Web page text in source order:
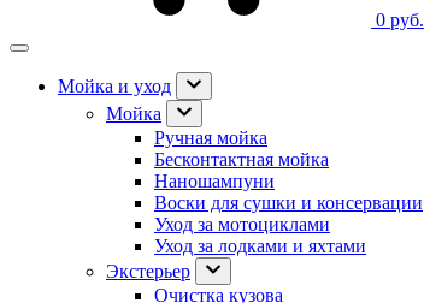
0 руб.
Мойка и уход
Мойка
Ручная мойка
Бесконтактная мойка
Наношампуни
Воски для сушки и консервации
Уход за мотоциклами
Уход за лодками и яхтами
Экстерьер
Очистка кузова